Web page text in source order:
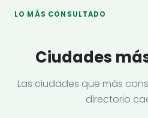
LO MÁS CONSULTADO
Ciudades
Las ciudades que más
directorio